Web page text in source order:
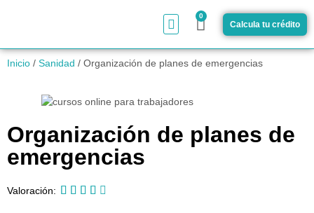
0
Calcula tu crédito
Inicio / Sanidad / Organización de planes de emergencias
Organización de planes de
emergencias
Valoración:     